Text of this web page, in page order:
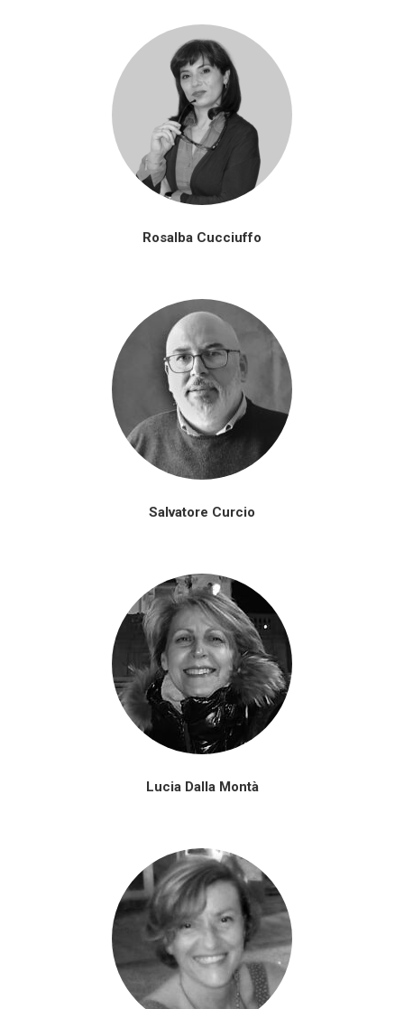
Rosalba Cucciuffo
Salvatore Curcio
Lucia Dalla Montà